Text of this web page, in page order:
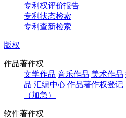
专利权评价报告
专利状态检索
专利查新检索
版权
作品著作权
文学作品 音乐作品 美术作品
品 汇编中心 作品著作权登记
（加急）
软件著作权